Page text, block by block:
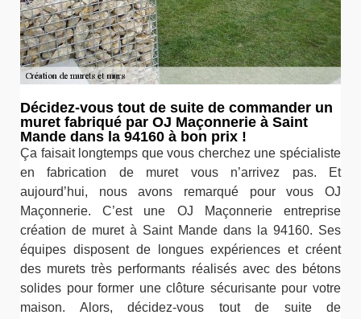
Décidez-vous tout de suite de commander un
muret fabriqué par OJ Maçonnerie à Saint
Mande dans la 94160 à bon prix !
Ça faisait longtemps que vous cherchez une spécialiste
en fabrication de muret vous n’arrivez pas. Et
aujourd’hui, nous avons remarqué pour vous OJ
Maçonnerie. C’est une OJ Maçonnerie entreprise
création de muret à Saint Mande dans la 94160. Ses
équipes disposent de longues expériences et créent
des murets très performants réalisés avec des bétons
solides pour former une clôture sécurisante pour votre
maison. Alors, décidez-vous tout de suite de